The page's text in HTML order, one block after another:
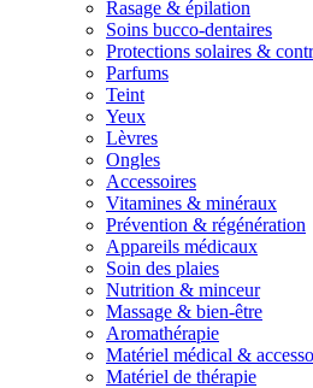
Rasage & épilation
Soins bucco-dentaires
Protections solaires &
Parfums
Teint
Yeux
Lèvres
Ongles
Accessoires
Vitamines & minéraux
Prévention & régénération
Appareils médicaux
Soin des plaies
Nutrition & minceur
Massage & bien-être
Aromathérapie
Matériel médical &
Matériel de thérapie